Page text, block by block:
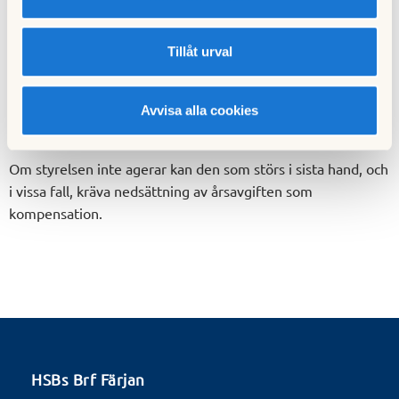
Tillåt urval
Avvisa alla cookies
dokumentationen till styrelsen. Ju tydligare underlag som
problemet. Styrelsen kan därefter varna den boende och
om styrelsen har varnat den boende och denne inte slutar
störa så kan föreningen i absolut sista hand säga upp
Om styrelsen inte agerar kan den som störs i sista hand, och
i vissa fall, kräva nedsättning av årsavgiften som
kompensation.
HSBs Brf Färjan